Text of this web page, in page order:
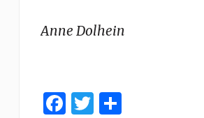
Anne Dolhein
Facebook
Twitter